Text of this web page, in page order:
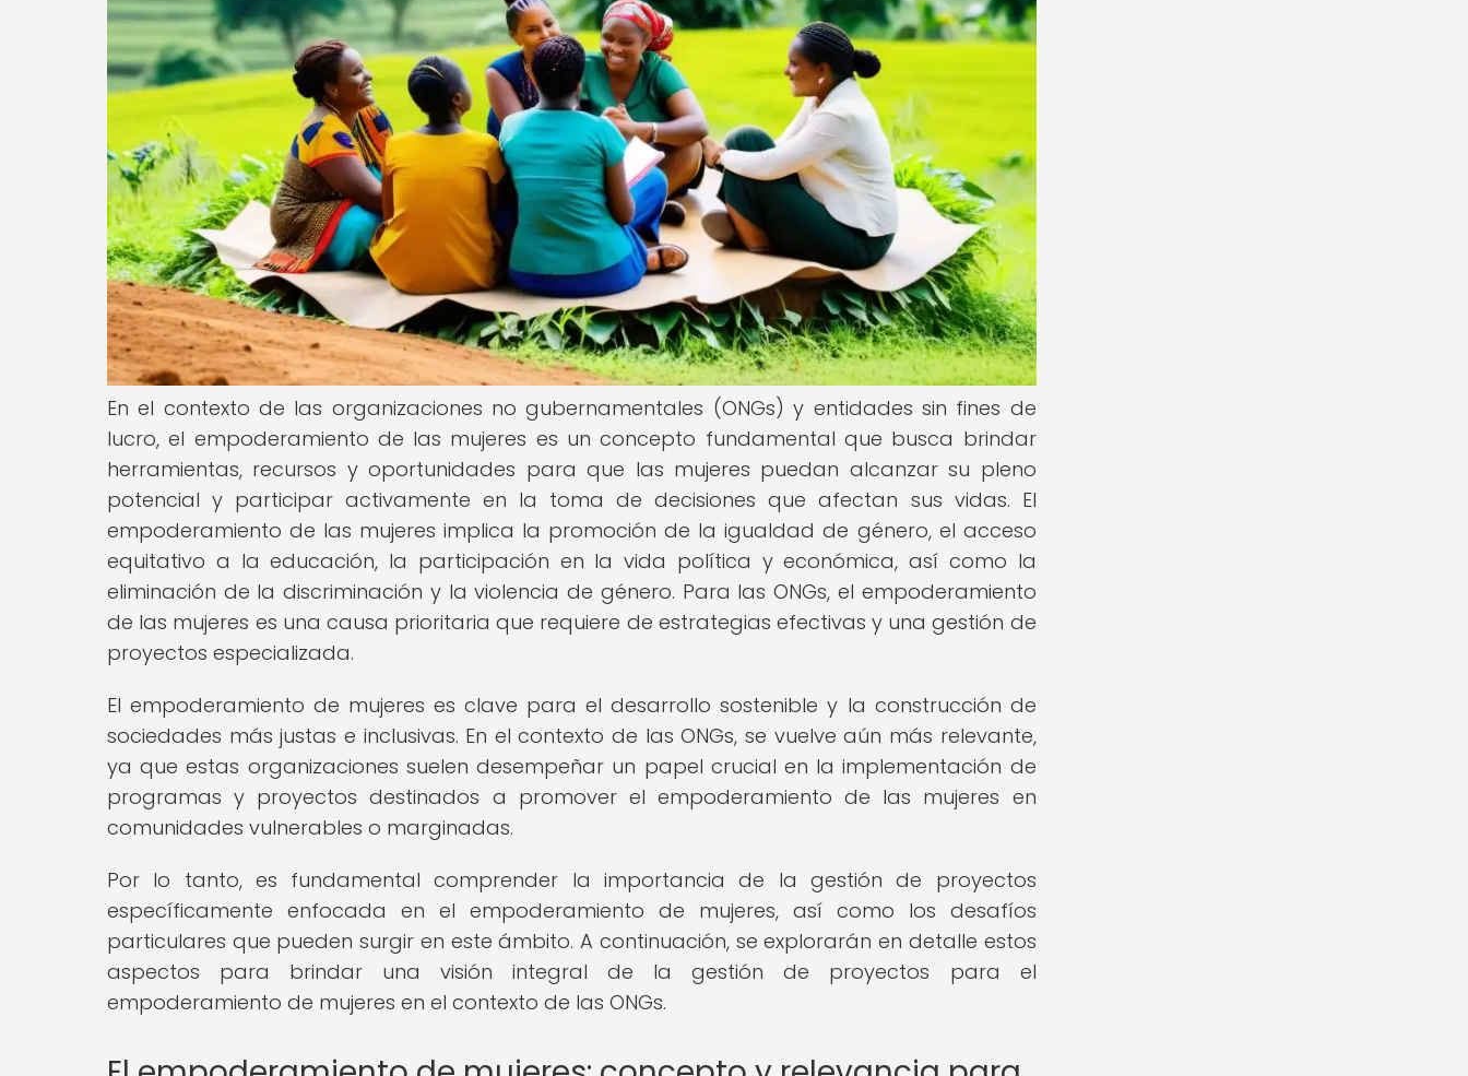
En el contexto de las organizaciones no gubernamentales (ONGs) y entidades sin fines de
lucro, el empoderamiento de las mujeres es un concepto fundamental que busca brindar
herramientas, recursos y oportunidades para que las mujeres puedan alcanzar su pleno
potencial y participar activamente en la toma de decisiones que afectan sus vidas. El
empoderamiento de las mujeres implica la promoción de la igualdad de género, el acceso
equitativo a la educación, la participación en la vida política y económica, así como la
eliminación de la discriminación y la violencia de género. Para las ONGs, el empoderamiento
de las mujeres es una causa prioritaria que requiere de estrategias efectivas y una gestión de
proyectos especializada.
El empoderamiento de mujeres es clave para el desarrollo sostenible y la construcción de
sociedades más justas e inclusivas. En el contexto de las ONGs, se vuelve aún más relevante,
ya que estas organizaciones suelen desempeñar un papel crucial en la implementación de
programas y proyectos destinados a promover el empoderamiento de las mujeres en
comunidades vulnerables o marginadas.
Por lo tanto, es fundamental comprender la importancia de la gestión de proyectos
específicamente enfocada en el empoderamiento de mujeres, así como los desafíos
particulares que pueden surgir en este ámbito. A continuación, se explorarán en detalle estos
aspectos para brindar una visión integral de la gestión de proyectos para el
empoderamiento de mujeres en el contexto de las ONGs.